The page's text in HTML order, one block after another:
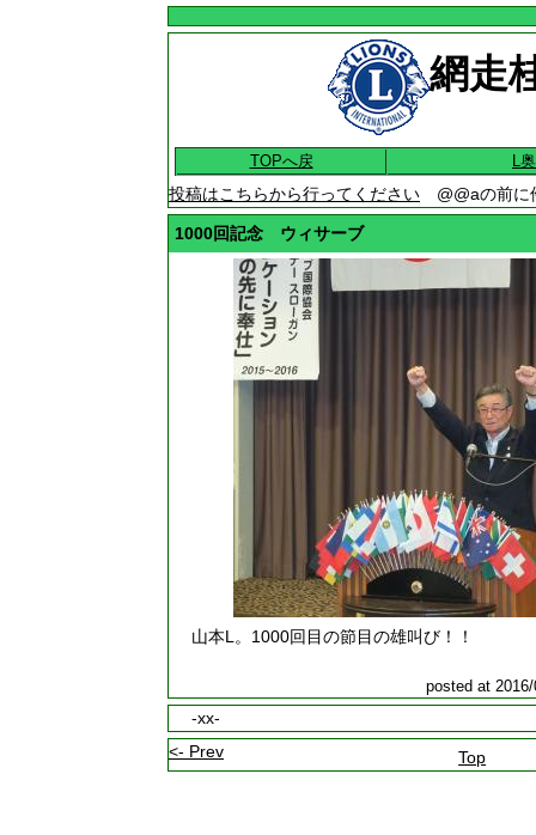
網走
TOPへ戻 L
投稿はこちらから行ってください @@aの前に
1000回記念 ウィサーブ
山本L。1000回目の節目の雄叫び！！
posted at
-xx-
<- Prev Top